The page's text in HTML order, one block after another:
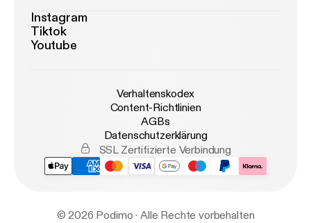
Instagram
Tiktok
Youtube
Verhaltenskodex
Content-Richtlinien
AGBs
Datenschutzerklärung
SSL Zertifizierte Verbindung
© 2026 Podimo · Alle Rechte vorbehalten